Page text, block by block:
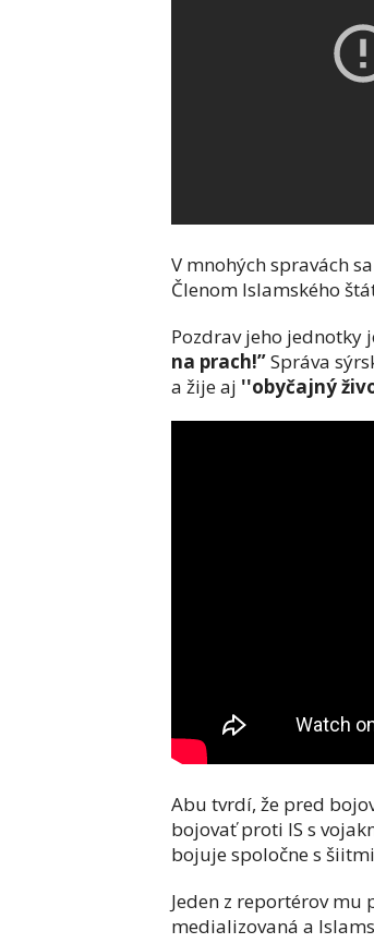
V mnohých spravách
Členom Islamského
Pozdrav jeho jednotky
na prach!”Správa
a žije aj ''obyčajný
Abu tvrdí, že pred
bojovať proti IS s
bojuje spoločne s
Jeden z reportérov mu
medializovaná a